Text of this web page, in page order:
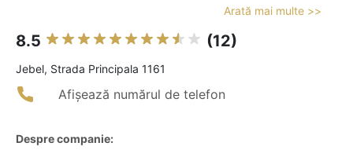
Arată mai multe >>
8.5 (12)
Jebel, Strada Principala 1161
Afișează numărul de telefon
Despre companie: